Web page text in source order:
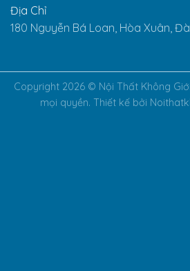
Địa Chỉ
180 Nguyễn Bá Loan, Hòa Xuân,
Copyright 2026 © Nội Thất Không
mọi quyền. Thiết kế bởi